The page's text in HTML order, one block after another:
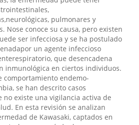
pulmonares y
Nose conoce su causa, pero existen
ser infecciosa y se ha postulado
un agente infeccioso
que desencadena
inmunológica en ciertos individuos.
comportamiento endemo-
se han descrito casos
no existe una vigilancia activa de
En esta revisión se analizan
de Kawasaki, captados en